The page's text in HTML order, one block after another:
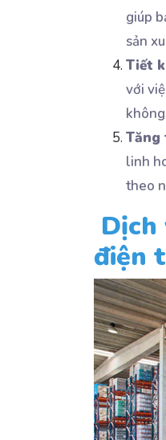
giúp
sản
Tiết
với
linh
theo
Dịch
điện